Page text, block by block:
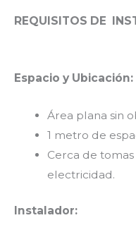
REQUISITOS DE
Espacio y Ubicación:
Área plana sin
1 metro de
Cerca de
electricidad.
Instalador: